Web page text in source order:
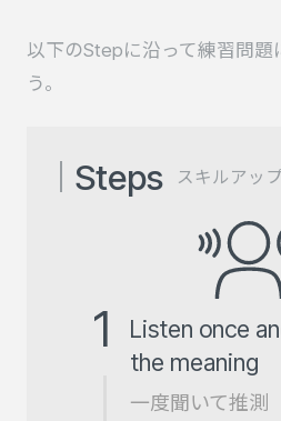
以下のStepに沿って練習問題
う。
Steps スキルアッ
1
Listen once
the meaning
一度聞いて推測